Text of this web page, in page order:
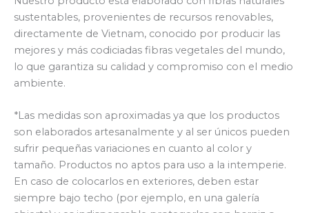
sustentables, provenientes de recursos renovables,
directamente de Vietnam, conocido por producir las
mejores y más codiciadas fibras vegetales del mundo,
lo que garantiza su calidad y compromiso con el medio
ambiente.
*Las medidas son aproximadas ya que los productos
son elaborados artesanalmente y al ser únicos pueden
sufrir pequeñas variaciones en cuanto al color y
tamaño. Productos no aptos para uso a la intemperie.
En caso de colocarlos en exteriores, deben estar
siempre bajo techo (por ejemplo, en una galería